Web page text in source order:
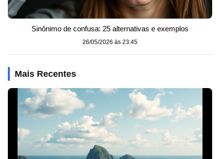
Sinônimo de confusa: 25 alternativas e exemplos
26/05/2026 às 23:45
Mais Recentes